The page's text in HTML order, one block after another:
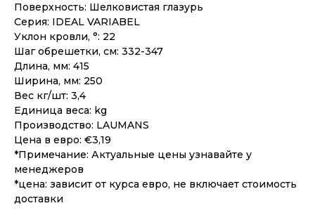
Поверхность: Шелковистая глазурь
Серия: IDEAL VARIABEL
Уклон кровли, °: 22
Шаг обрешетки, см: 332-347
Длина, мм: 415
Ширина, мм: 250
Вес кг/шт: 3,4
Единица веса: kg
Производство: LAUMANS
Цена в евро: €3,19
*Примечание: Актуальные цены узнавайте у
менеджеров
*цена: зависит от курса евро, не включает стоимость
доставки